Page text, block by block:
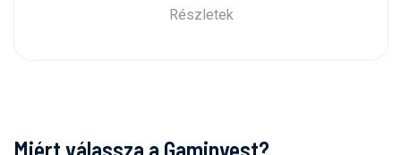
Részletek
Miért válassza a Gaminvest?